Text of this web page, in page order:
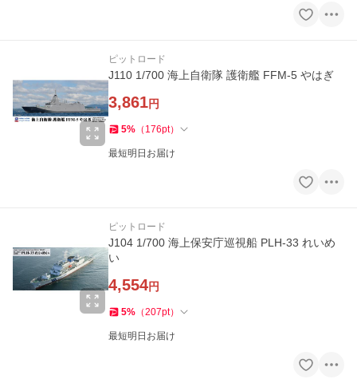
ピットロード
J110 1/700 海上自衛隊 護衛艦 FFM-5 やはぎ
3,861円
5% （ 176pt）
最短明日お届け
ピットロード
J104 1/700 海上保安庁巡視船 PLH-33 れいめ
い
4,554円
5% （207pt）
最短明日お届け